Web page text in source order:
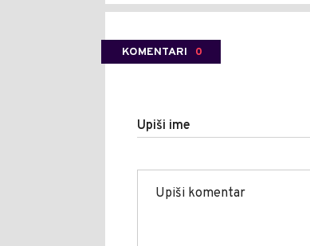
KOMENTARI 0
Upiši ime